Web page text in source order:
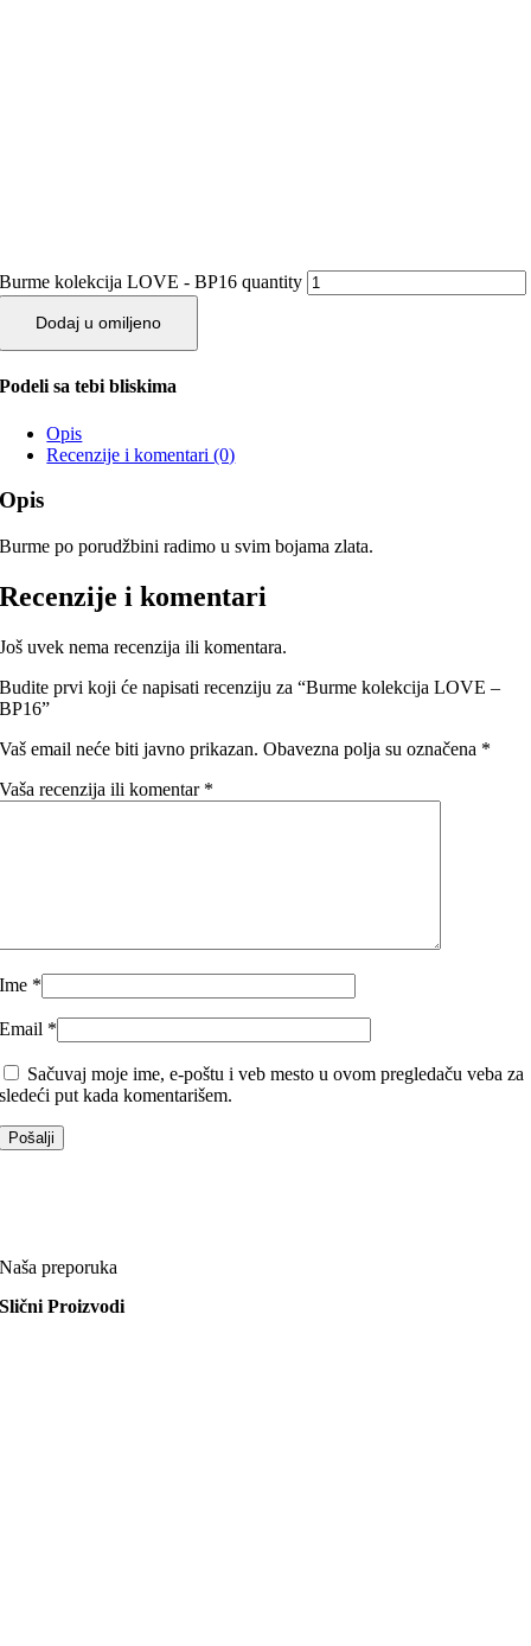
Burme kolekcija LOVE - BP16 quantity
Dodaj u omiljeno
Podeli sa tebi bliskima
Opis
Recenzije i komentari (0)
Opis
Burme po porudžbini radimo u svim bojama zlata.
Recenzije i komentari
Još uvek nema recenzija ili komentara.
Budite prvi koji će napisati recenziju za “Burme kolekcija LOVE –
BP16”
Vaš email neće biti javno prikazan. Obavezna polja su označena *
Vaša recenzija ili komentar *
Ime *
Email *
Sačuvaj moje ime, e-poštu i veb mesto u ovom pregledaču veba za
sledeći put kada komentarišem.
Naša preporuka
Slični Proizvodi